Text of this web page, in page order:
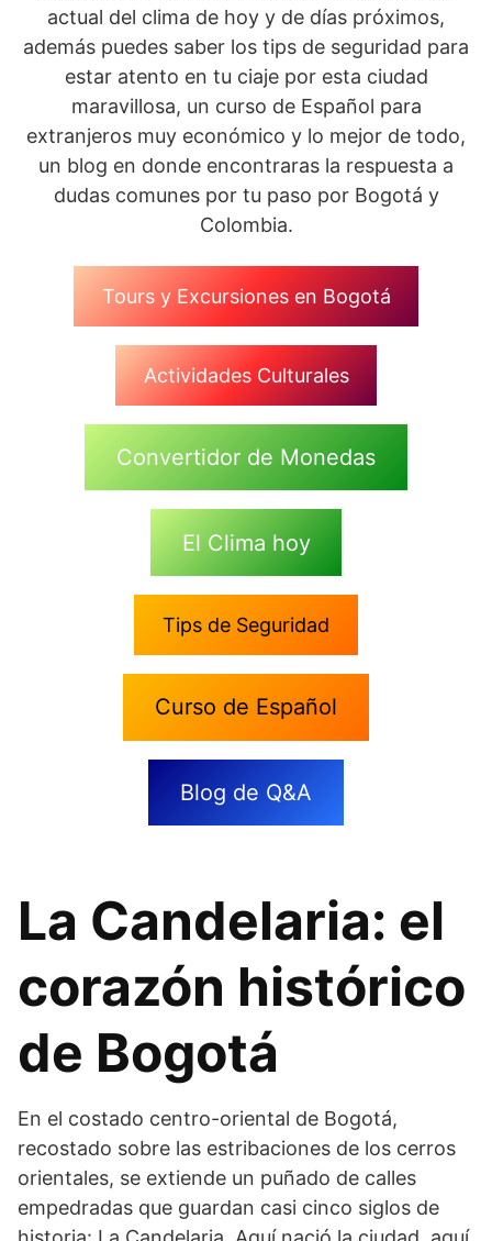
actual del clima de hoy y de días próximos,
además puedes saber los tips de seguridad para
estar atento en tu ciaje por esta ciudad
maravillosa, un curso de Español para
extranjeros muy económico y lo mejor de todo,
un blog en donde encontraras la respuesta a
dudas comunes por tu paso por Bogotá y
Colombia.
Tours y Excursiones en Bogotá
Actividades Culturales
Convertidor de Monedas
El Clima hoy
Tips de Seguridad
Curso de Español
Blog de Q&A
La Candelaria: el
corazón histórico
de Bogotá
En el costado centro-oriental de Bogotá,
recostado sobre las estribaciones de los cerros
orientales, se extiende un puñado de calles
empedradas que guardan casi cinco siglos de